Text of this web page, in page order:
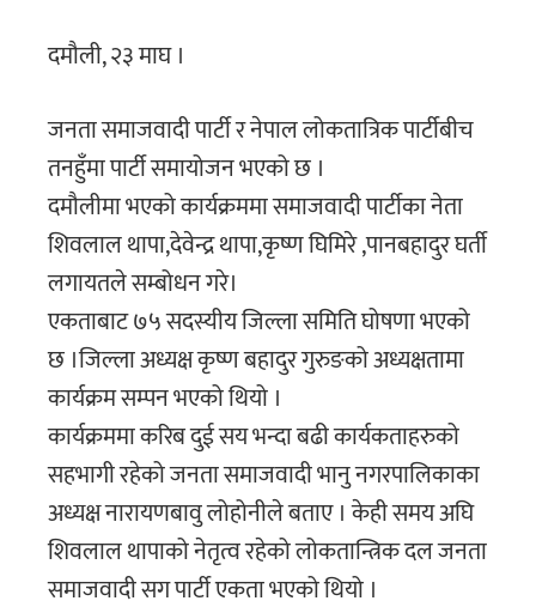
दमौली, २३ माघ ।
जनता समाजवादी पार्टी र नेपाल लोकतात्रिक पार्टीबीच
तनहुँमा पार्टी समायोजन भएको छ ।
दमौलीमा भएको कार्यक्रममा समाजवादी पार्टीका नेता
शिवलाल थापा,देवेन्द्र थापा,कृष्ण घिमिरे ,पानबहादुर घर्ती
लगायतले सम्बोधन गरे।
एकताबाट ७५ सदस्यीय जिल्ला समिति घोषणा भएको
छ ।जिल्ला अध्यक्ष कृष्ण बहादुर गुरुङको अध्यक्षतामा
कार्यक्रम सम्पन भएको थियो ।
कार्यक्रममा करिब दुई सय भन्दा बढी कार्यकताहरुको
सहभागी रहेको जनता समाजवादी भानु नगरपालिकाका
अध्यक्ष नारायणबावु लोहोनीले बताए । केही समय अघि
शिवलाल थापाको नेतृत्व रहेको लोकतान्त्रिक दल जनता
समाजवादी सग पार्टी एकता भएको थियो ।